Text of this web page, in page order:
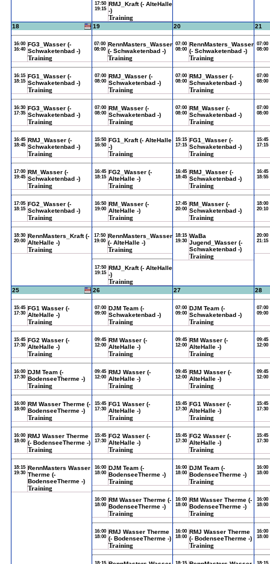
17:50
19:15
RMJ_Kraft (- AlteHalle
-)
Training
18
16:00
16:40
FG3_Wasser (-
Schwaketenbad -)
Training
16:15
18:15
FG1_Wasser (-
Schwaketenbad -)
Training
16:30
17:35
FG3_Wasser (-
Schwaketenbad -)
Training
16:45
18:45
RMJ_Wasser (-
Schwaketenbad -)
Training
17:00
19:45
RM_Wasser (-
Schwaketenbad -)
Training
17:05
18:15
FG2_Wasser (-
Schwaketenbad -)
Training
18:30
20:00
RennMasters_Kraft (-
AlteHalle -)
Training
19
07:00
08:00
RennMasters_Wasser
(- Schwaketenbad -)
Training
07:00
08:00
RMJ_Wasser (-
Schwaketenbad -)
Training
07:00
08:00
RM_Wasser (-
Schwaketenbad -)
Training
15:50
16:50
FG1_Kraft (- AlteHalle
-)
Training
16:45
18:15
FG2_Wasser (-
AlteHalle -)
Training
16:50
19:00
RM_Wasser (-
AlteHalle -)
Training
17:50
19:00
RennMasters_Wasser
(- AlteHalle -)
Training
17:50
19:15
RMJ_Kraft (- AlteHalle
-)
Training
20
07:00
08:00
RennMasters_Wasser
(- Schwaketenbad -)
Training
07:00
08:00
RMJ_Wasser (-
Schwaketenbad -)
Training
07:00
08:00
RM_Wasser (-
Schwaketenbad -)
Training
15:15
17:15
FG1_Wasser (-
Schwaketenbad -)
Training
16:45
18:45
RMJ_Wasser (-
Schwaketenbad -)
Training
17:45
20:00
RM_Wasser (-
Schwaketenbad -)
Training
18:15
19:30
WaBa
Jugend_Wasser (-
Schwaketenbad -)
Training
21
07:00
08:00
07:00
08:00
07:00
08:00
15:45
17:15
16:45
18:55
18:00
20:10
20:00
21:15
25
15:45
17:30
FG1 Wasser (-
AlteHalle -)
Training
15:45
17:30
FG2 Wasser (-
AlteHalle -)
Training
16:00
17:30
DJM Team (-
BodenseeTherme -)
Training
16:00
18:00
RM Wasser Therme (-
BodenseeTherme -)
Training
16:00
18:00
RMJ Wasser Therme
(- BodenseeTherme -)
Training
18:15
19:30
RennMasters Wasser
Therme (-
BodenseeTherme -)
Training
26
07:00
09:00
DJM Team (-
Schwaketenbad -)
Training
09:45
12:00
RM Wasser (-
AlteHalle -)
Training
09:45
12:00
RMJ Wasser (-
AlteHalle -)
Training
15:45
17:30
FG1 Wasser (-
AlteHalle -)
Training
15:45
17:30
FG2 Wasser (-
AlteHalle -)
Training
16:00
18:00
DJM Team (-
BodenseeTherme -)
Training
16:00
18:00
RM Wasser Therme (-
BodenseeTherme -)
Training
16:00
18:00
RMJ Wasser Therme
(- BodenseeTherme -)
Training
27
07:00
09:00
DJM Team (-
Schwaketenbad -)
Training
09:45
12:00
RM Wasser (-
AlteHalle -)
Training
09:45
12:00
RMJ Wasser (-
AlteHalle -)
Training
15:45
17:30
FG1 Wasser (-
AlteHalle -)
Training
15:45
17:30
FG2 Wasser (-
AlteHalle -)
Training
16:00
18:00
DJM Team (-
BodenseeTherme -)
Training
16:00
18:00
RM Wasser Therme (-
BodenseeTherme -)
Training
16:00
18:00
RMJ Wasser Therme
(- BodenseeTherme -)
Training
28
07:00
09:00
09:45
12:00
09:45
12:00
15:45
17:30
15:45
17:30
16:00
18:00
16:00
18:00
16:00
18:00